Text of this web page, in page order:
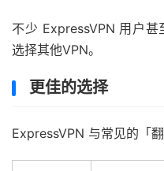
不少 ExpressVPN 用户
选择其他VPN。
更佳的选择
ExpressVPN 与常见的「